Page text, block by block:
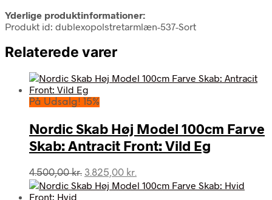
Yderlige produktinformationer:
Produkt id: dublexopolstretarmlæn-537-Sort
Relaterede varer
På Udsalg! 15%
Nordic Skab Høj Model 100cm Farve
Skab: Antracit Front: Vild Eg
4.500,00kr. Den
oprindelige
3.825,00 kr.
aktuelle